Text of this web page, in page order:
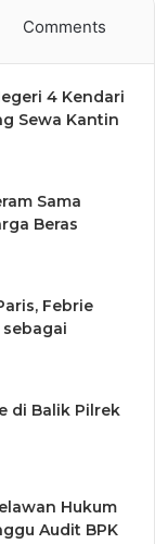
Comments
4 Kendari
Sewa Kantin
Sama
Beras
Febrie
di Balik Pilrek
Hukum
Audit BPK